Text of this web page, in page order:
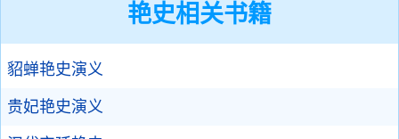
艳史相关书籍
貂蝉艳史演义
贵妃艳史演义